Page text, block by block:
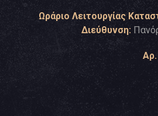
Ωράριο Λειτουργίας
Διεύθυνση: